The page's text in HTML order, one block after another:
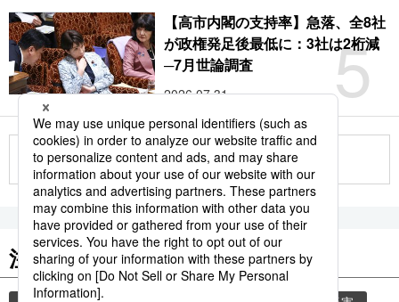
5
【高市内閣の支持率】急落、全8社
が政権発足後最低に：3社は2桁減
─7月世論調査
2026.07.31
もっと見る
注目のキーワード